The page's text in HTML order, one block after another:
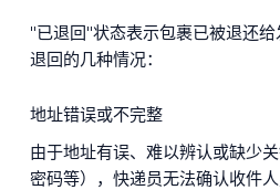
"已退回"状态表示包裹已被退还
退回的几种情况：
地址错误或不完整
由于地址有误、难以辨认或缺少
密码等），快递员无法确认收件人